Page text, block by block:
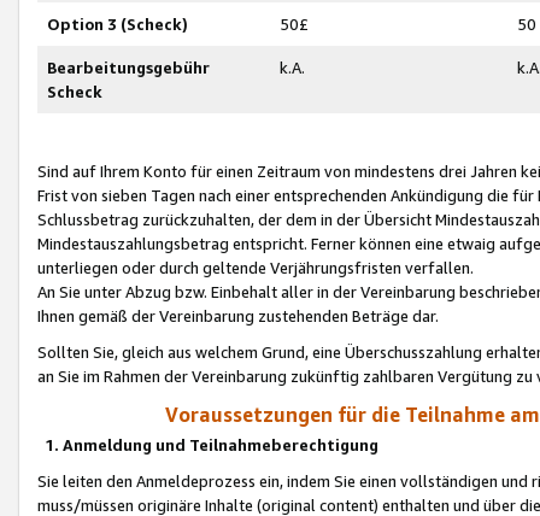
Option 3 (Scheck) 50£ 50
Bearbeitungsgebühr
Scheck
k.A.
Sind auf Ihrem Konto für einen Zeitraum von mindestens drei Jahren
Frist von sieben Tagen nach einer entsprechenden Ankündigung die
Schlussbetrag zurückzuhalten, der dem in der Übersicht
Mindestauszahlungsbetrag entspricht. Ferner können eine etwaig
unterliegen oder durch geltende Verjährungsfristen verfallen.
An Sie unter Abzug bzw. Einbehalt aller in der Vereinbarung
Ihnen gemäß der Vereinbarung zustehenden Beträge dar.
Sollten Sie, gleich aus welchem Grund, eine Überschusszahlung
an Sie im Rahmen der Vereinbarung zukünftig zahlbaren Vergütung zu
Voraussetzungen für die Teilnahme
1. Anmeldung und Teilnahmeberechtigung
Sie leiten den Anmeldeprozess ein, indem Sie einen vollständigen
muss/müssen originäre Inhalte (original content) enthalten und über